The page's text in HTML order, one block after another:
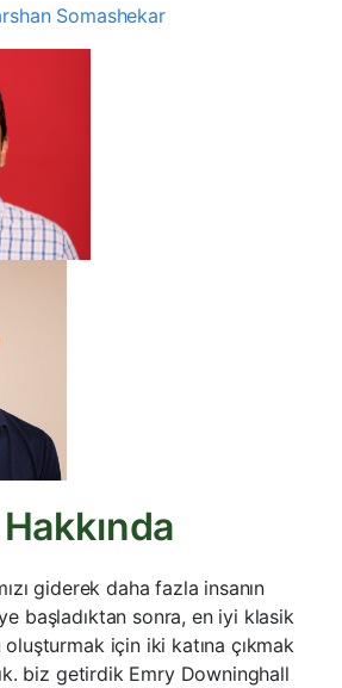
Somashekar
giderek daha fazla insanın
başladıktan sonra, en iyi klasik
için iki katına çıkmak
biz getirdik Emry Downinghall